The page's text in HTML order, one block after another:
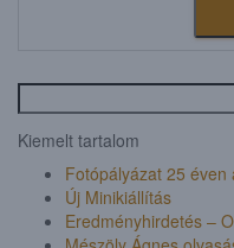
for:
Kiemelt tartalom
Fotópályázat 25 éven
Új Minikiállítás
Eredményhirdetés –